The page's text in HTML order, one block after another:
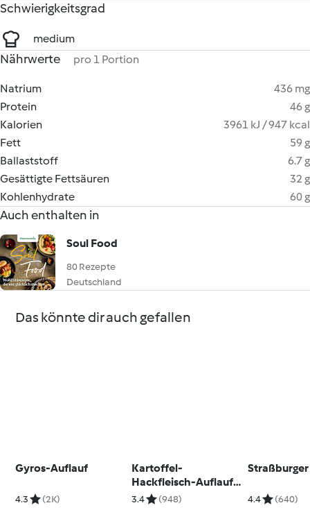
Schwierigkeitsgrad
medium
Nährwerte pro 1 Portion
Natrium
436 mg
Protein
46 g
Kalorien
3961 kJ / 947 kcal
Fett
59 g
Ballaststoff
6.7 g
Gesättigte Fettsäuren
32 g
Kohlenhydrate
60 g
Auch enthalten in
Soul Food
80 Rezepte
Deutschland
Das könnte dir auch gefallen
Gyros-Auflauf
4.3 (2K)
Kartoffel-
Hackfleisch-Auflauf
mit
3.4 (948) 4.4 (640)